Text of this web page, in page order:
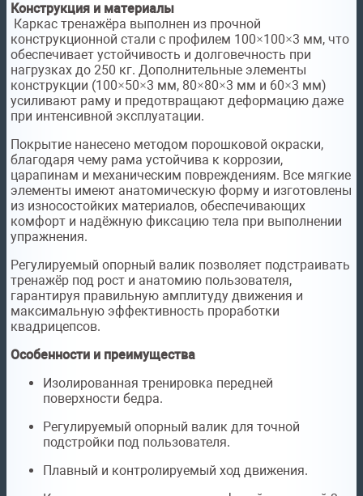
Конструкция и материалы
Каркас тренажёра выполнен из прочной
конструкционной стали с профилем 100×100×3 мм, что
обеспечивает устойчивость и долговечность при
нагрузках до 250 кг. Дополнительные элементы
конструкции (100×50×3 мм, 80×80×3 мм и 60×3 мм)
усиливают раму и предотвращают деформацию даже
при интенсивной эксплуатации.
Покрытие нанесено методом порошковой окраски,
благодаря чему рама устойчива к коррозии,
царапинам и механическим повреждениям. Все мягкие
элементы имеют анатомическую форму и изготовлены
из износостойких материалов, обеспечивающих
комфорт и надёжную фиксацию тела при выполнении
упражнения.
Регулируемый опорный валик позволяет подстраивать
тренажёр под рост и анатомию пользователя,
гарантируя правильную амплитуду движения и
максимальную эффективность проработки
квадрицепсов.
Особенности и преимущества
Изолированная тренировка передней
поверхности бедра.
Регулируемый опорный валик для точной
подстройки под пользователя.
Плавный и контролируемый ход движения.